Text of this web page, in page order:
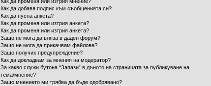
Как да добавя подпис към съобщенията си?
Как да пусна анкета?
Как да променя или изтрия анкета?
Как да променя или изтрия анкета?
Защо не мога да вляза в даден форум?
Защо не мога да прикачвам файлове?
Защо получих предупреждение?
Как да докладвам за мнения на модератор?
За какво служи бутона “Запази” в дъното на страницата за публикуване на
тема/мнение?
Защо мнението ми трябва да бъде одобрявано?